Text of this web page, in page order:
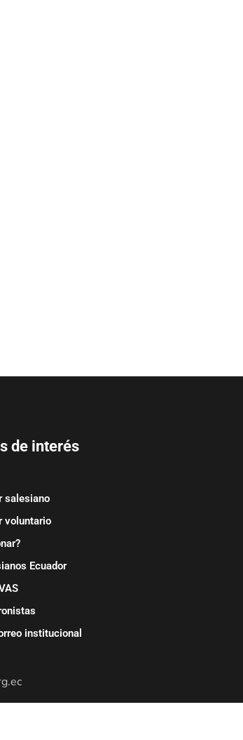
de interés
salesiano
voluntario
Ecuador
institucional